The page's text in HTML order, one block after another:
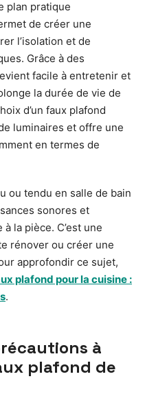
plan pratique
de créer une
l’isolation et de
Grâce à des
facile à entretenir et
la durée de vie de
d’un faux plafond
luminaires et offre une
en termes de
ou tendu en salle de bain
sonores et
la pièce. C’est une
rénover ou créer une
approfondir ce sujet,
plafond pour la cuisine :
.
à
plafond de